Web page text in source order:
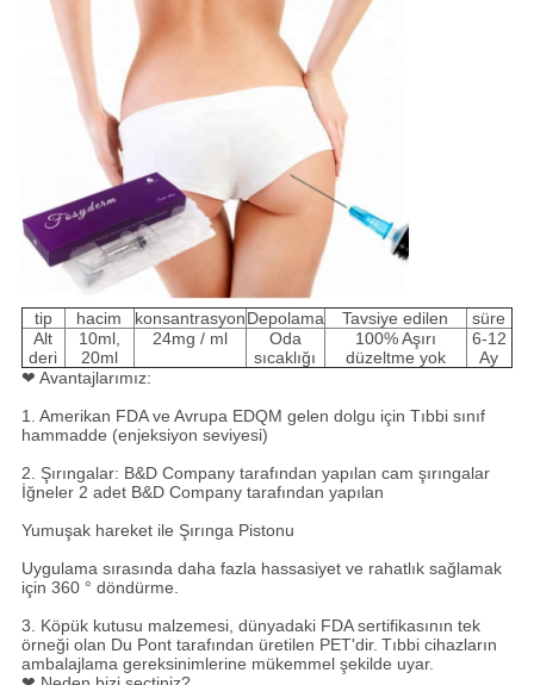
tip hacim konsantrasyonDepolama Tavsiye edilen
süre
Alt
deri
10ml,
20ml
24mg / ml
Oda
sıcaklığı
100% Aşırı
düzeltme yok
6-12
Ay
❤ Avantajlarımız:
1. Amerikan FDA ve Avrupa EDQM gelen dolgu için Tıbbi sınıf
hammadde (enjeksiyon seviyesi)
2. Şırıngalar: B&D Company tarafından yapılan cam şırıngalar
İğneler 2 adet B&D Company tarafından yapılan
Yumuşak hareket ile Şırınga Pistonu
Uygulama sırasında daha fazla hassasiyet ve rahatlık sağlamak
için 360 ° döndürme.
3. Köpük kutusu malzemesi, dünyadaki FDA sertifikasının tek
örneği olan Du Pont tarafından üretilen PET'dir. Tıbbi cihazların
ambalajlama gereksinimlerine mükemmel şekilde uyar.